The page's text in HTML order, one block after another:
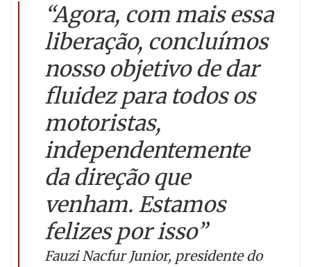
“Agora, com mais essa
liberação, concluímos
nosso objetivo de dar
fluidez para todos os
motoristas,
independentemente
da direção que
venham. Estamos
felizes por isso”
Fauzi Nacfur Junior, presidente do